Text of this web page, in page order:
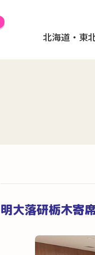
北海道・東
明大落研栃木寄